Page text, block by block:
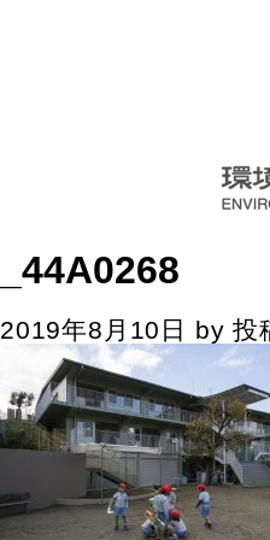
_44A0268
2019年8月10日 by投